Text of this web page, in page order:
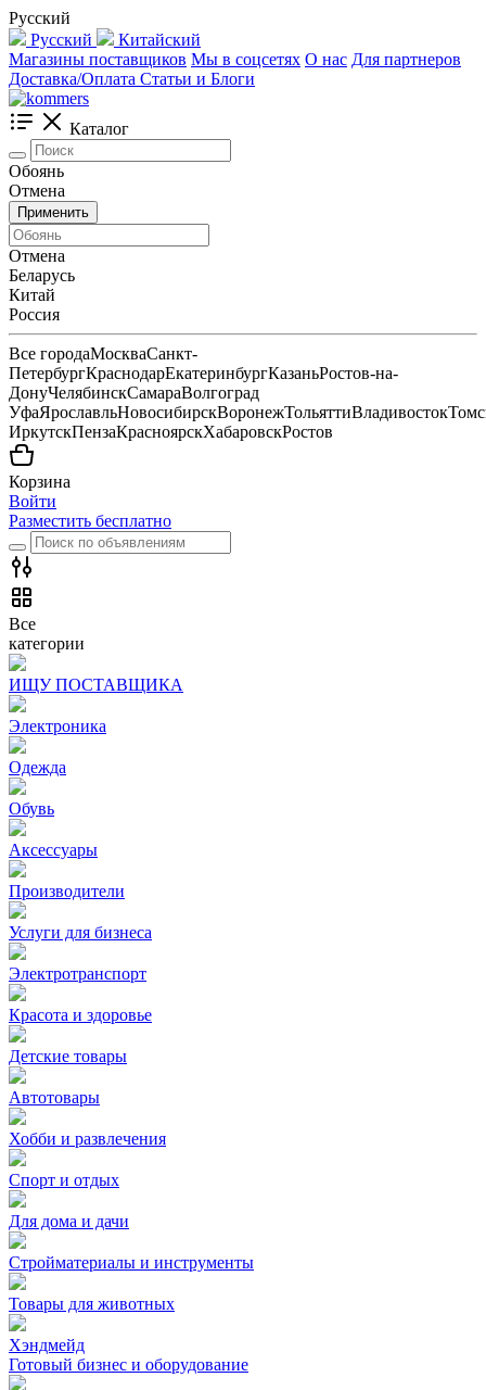
Русский
Русский
Китайский
Магазины поставщиков Мы в соцсетях О нас Для партнеров
Доставка/Оплата Статьи и Блоги
Каталог
Обоянь
Отмена
Применить
Отмена
Беларусь
Китай
Россия
Все городаМоскваСанкт-
ПетербургКраснодарЕкатеринбургКазаньРостов-на-
ДонуЧелябинскСамараВолгоград
УфаЯрославльНовосибирскВоронежТольяттиВладивосток
ИркутскПензаКрасноярскХабаровскРостов
Корзина
Войти
Разместить бесплатно
Все
категории
ИЩУ ПОСТАВЩИКА
Электроника
Одежда
Обувь
Аксессуары
Производители
Услуги для бизнеса
Электротранспорт
Красота и здоровье
Детские товары
Автотовары
Хобби и развлечения
Спорт и отдых
Для дома и дачи
Стройматериалы и инструменты
Товары для животных
Хэндмейд
Готовый бизнес и оборудование